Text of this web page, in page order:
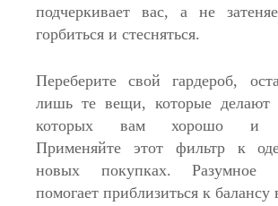
подчеркивает вас, а не
горбиться и стесняться.
Переберите свой гардероб,
лишь те вещи, которые делают
которых вам хорошо и
Применяйте этот фильтр к
новых покупках. Разумное
помогает приблизиться к балансу